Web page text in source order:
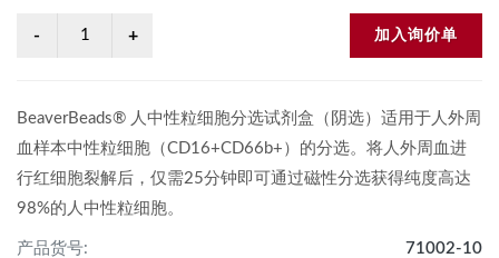
加入询价单
BeaverBeads® 人中性粒细胞分选试剂盒（阴选）适用于人外周
血样本中性粒细胞（CD16+CD66b+）的分选。将人外周血进
行红细胞裂解后，仅需25分钟即可通过磁性分选获得纯度高达
98%的人中性粒细胞。
产品货号: 71002-10